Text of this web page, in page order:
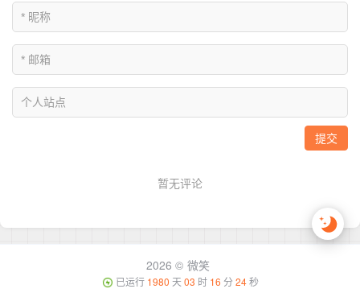
2026 © 微笑
已运行 1980 天03 时 16 分 24秒